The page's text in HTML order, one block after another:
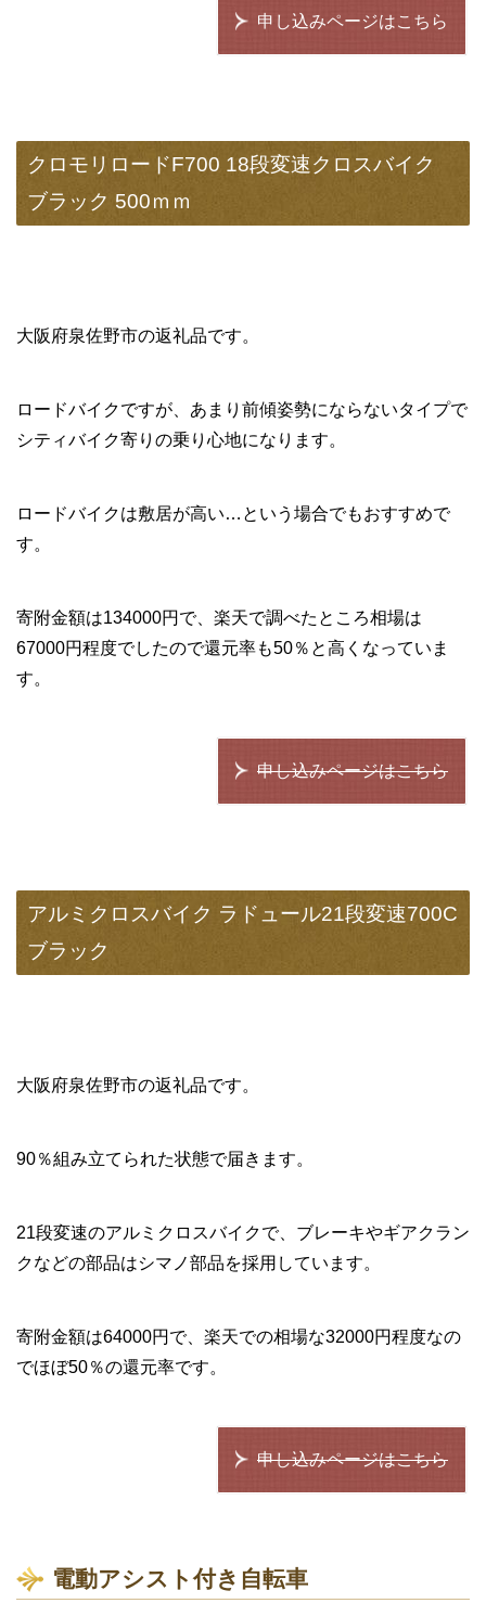
申し込みページはこちら
クロモリロードF700 18段変速クロスバイク
ブラック 500ｍｍ
大阪府泉佐野市の返礼品です。
ロードバイクですが、あまり前傾姿勢にならないタイプで
シティバイク寄りの乗り心地になります。
ロードバイクは敷居が高い…という場合でもおすすめで
す。
寄附金額は134000円で、楽天で調べたところ相場は
67000円程度でしたので還元率も50％と高くなっていま
す。
申し込みページはこちら
アルミクロスバイク ラドュール21段変速700C
ブラック
大阪府泉佐野市の返礼品です。
90％組み立てられた状態で届きます。
21段変速のアルミクロスバイクで、ブレーキやギアクラン
クなどの部品はシマノ部品を採用しています。
寄附金額は64000円で、楽天での相場な32000円程度なの
でほぼ50％の還元率です。
申し込みページはこちら
電動アシスト付き自転車